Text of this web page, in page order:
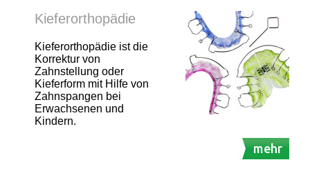
Kieferorthopädie
Kieferorthopädie ist die
Korrektur von
Zahnstellung oder
Kieferform mit Hilfe von
Zahnspangen bei
Erwachsenen und
Kindern.
mehr